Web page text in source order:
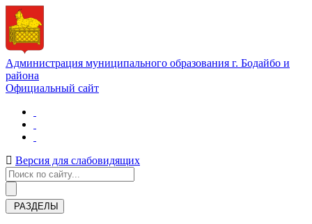
Администрация муниципального образования г. Бодайбо и
района
Официальный сайт
Версия для слабовидящих
РАЗДЕЛЫ